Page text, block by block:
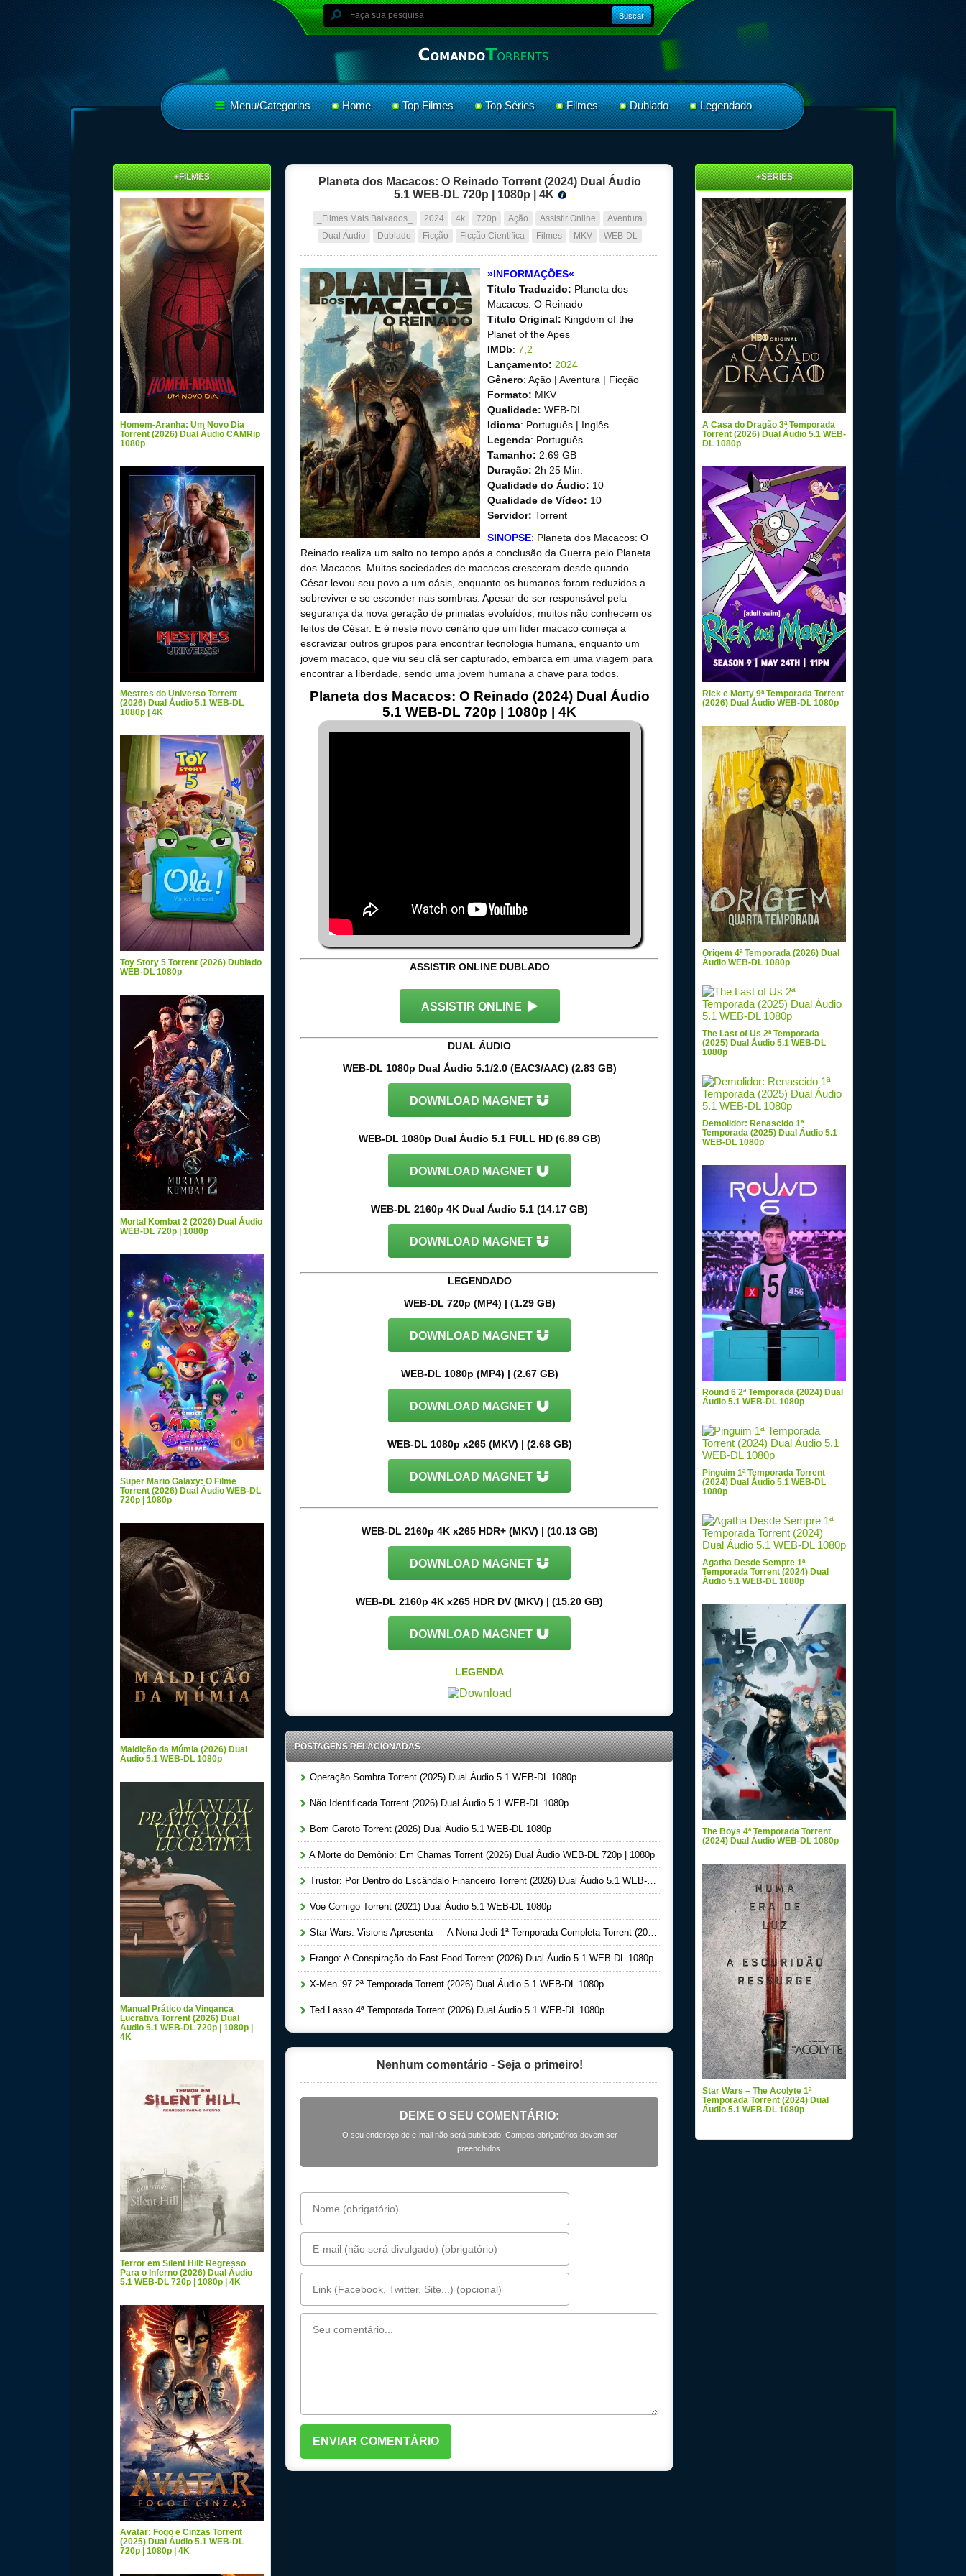
Buscar
Menu/Categorias Home Top Filmes Top Séries Filmes Dublado Legendado
Planeta dos Macacos: O Reinado Torrent (2024) Dual Áudio
5.1 WEB-DL 720p | 1080p | 4K
_Filmes Mais Baixados_ 2024 4k 720p Ação Assistir Online
Aventura
Dual Áudio
Dublado Ficção Ficção Cientifica Filmes MKV WEB-DL
»INFORMAÇÕES«
Título Traduzido: Planeta dos
Macacos: O Reinado
Titulo Original: Kingdom of the
Planet of the Apes
IMDb: 7,2
Lançamento: 2024
Gênero: Ação | Aventura | Ficção
Formato: MKV
Qualidade: WEB-DL
Idioma: Português | Inglês
Legenda: Português
Tamanho: 2.69 GB
Duração: 2h 25 Min.
Qualidade do Áudio: 10
Qualidade de Vídeo: 10
Servidor: Torrent
SINOPSE: Planeta dos Macacos: O
Reinado realiza um salto no tempo após a conclusão da Guerra pelo Planeta
dos Macacos. Muitas sociedades de macacos cresceram desde quando
César levou seu povo a um oásis, enquanto os humanos foram reduzidos a
sobreviver e se esconder nas sombras. Apesar de ser responsável pela
segurança da nova geração de primatas evoluídos, muitos não conhecem os
feitos de César. E é neste novo cenário que um líder macaco começa a
escravizar outros grupos para encontrar tecnologia humana, enquanto um
jovem macaco, que viu seu clã ser capturado, embarca em uma viagem para
encontrar a liberdade, sendo uma jovem humana a chave para todos.
Planeta dos Macacos: O Reinado (2024) Dual Áudio
5.1 WEB-DL 720p | 1080p | 4K
ASSISTIR ONLINE DUBLADO
ASSISTIR ONLINE
DUAL ÁUDIO
WEB-DL 1080p Dual Áudio 5.1/2.0 (EAC3/AAC) (2.83 GB)
DOWNLOAD MAGNET
WEB-DL 1080p Dual Áudio 5.1 FULL HD (6.89 GB)
DOWNLOAD MAGNET
WEB-DL 2160p 4K Dual Áudio 5.1 (14.17 GB)
DOWNLOAD MAGNET
LEGENDADO
WEB-DL 720p (MP4) | (1.29 GB)
DOWNLOAD MAGNET
WEB-DL 1080p (MP4) | (2.67 GB)
DOWNLOAD MAGNET
WEB-DL 1080p x265 (MKV) | (2.68 GB)
DOWNLOAD MAGNET
WEB-DL 2160p 4K x265 HDR+ (MKV) | (10.13 GB)
DOWNLOAD MAGNET
WEB-DL 2160p 4K x265 HDR DV (MKV) | (15.20 GB)
DOWNLOAD MAGNET
LEGENDA
POSTAGENS RELACIONADAS
Operação Sombra Torrent (2025) Dual Áudio 5.1 WEB-DL 1080p
Não Identificada Torrent (2026) Dual Áudio 5.1 WEB-DL 1080p
Bom Garoto Torrent (2026) Dual Áudio 5.1 WEB-DL 1080p
A Morte do Demônio: Em Chamas Torrent (2026) Dual Áudio WEB-DL 720p | 1080p
Trustor: Por Dentro do Escândalo Financeiro Torrent (2026) Dual Áudio 5.1 WEB-DL 1080p
Voe Comigo Torrent (2021) Dual Áudio 5.1 WEB-DL 1080p
Star Wars: Visions Apresenta — A Nona Jedi 1ª Temporada Completa Torrent (2026) Dual Áudio 5.1 WEB-DL 1080p
Frango: A Conspiração do Fast-Food Torrent (2026) Dual Áudio 5.1 WEB-DL 1080p
X-Men ’97 2ª Temporada Torrent (2026) Dual Áudio 5.1 WEB-DL 1080p
Ted Lasso 4ª Temporada Torrent (2026) Dual Áudio 5.1 WEB-DL 1080p
Nenhum comentário - Seja o primeiro!
DEIXE O SEU COMENTÁRIO:
O seu endereço de e-mail não será publicado. Campos obrigatórios devem ser
preenchidos.
+FILMES
Homem-Aranha: Um Novo Dia
Torrent (2026) Dual Áudio CAMRip
1080p
Mestres do Universo Torrent
(2026) Dual Áudio 5.1 WEB-DL
1080p | 4K
Toy Story 5 Torrent (2026) Dublado
WEB-DL 1080p
Mortal Kombat 2 (2026) Dual Áudio
WEB-DL 720p | 1080p
Super Mario Galaxy: O Filme
Torrent (2026) Dual Áudio WEB-DL
720p | 1080p
Maldição da Múmia (2026) Dual
Áudio 5.1 WEB-DL 1080p
Manual Prático da Vingança
Lucrativa Torrent (2026) Dual
Áudio 5.1 WEB-DL 720p | 1080p |
4K
Terror em Silent Hill: Regresso
Para o Inferno (2026) Dual Áudio
5.1 WEB-DL 720p | 1080p | 4K
Avatar: Fogo e Cinzas Torrent
(2025) Dual Áudio 5.1 WEB-DL
720p | 1080p | 4K
+SÉRIES
A Casa do Dragão 3ª Temporada
Torrent (2026) Dual Áudio 5.1 WEB-
DL 1080p
Rick e Morty 9ª Temporada Torrent
(2026) Dual Áudio WEB-DL 1080p
Origem 4ª Temporada (2026) Dual
Áudio WEB-DL 1080p
The Last of Us 2ª Temporada
(2025) Dual Áudio 5.1 WEB-DL
1080p
Demolidor: Renascido 1ª
Temporada (2025) Dual Áudio 5.1
WEB-DL 1080p
Round 6 2ª Temporada (2024) Dual
Áudio 5.1 WEB-DL 1080p
Pinguim 1ª Temporada Torrent
(2024) Dual Áudio 5.1 WEB-DL
1080p
Agatha Desde Sempre 1ª
Temporada Torrent (2024) Dual
Áudio 5.1 WEB-DL 1080p
The Boys 4ª Temporada Torrent
(2024) Dual Áudio WEB-DL 1080p
Star Wars – The Acolyte 1ª
Temporada Torrent (2024) Dual
Áudio 5.1 WEB-DL 1080p